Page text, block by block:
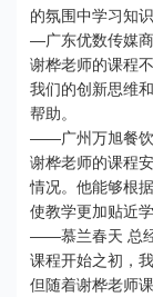
的氛围中学习知
—广东优数传媒
谢桦老师的课程
我们的创新思维
帮助。
——广州万旭餐饮
谢桦老师的课程
情况。他能够根
使教学更加贴近
——慕兰春天 总
课程开始之初，
但随着谢桦老师